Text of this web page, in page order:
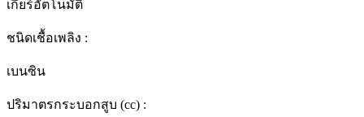
เกียร์อัตโนมัติ
ชนิดเชื้อเพลิง :
เบนซิน
ปริมาตรกระบอกสูบ (cc) :